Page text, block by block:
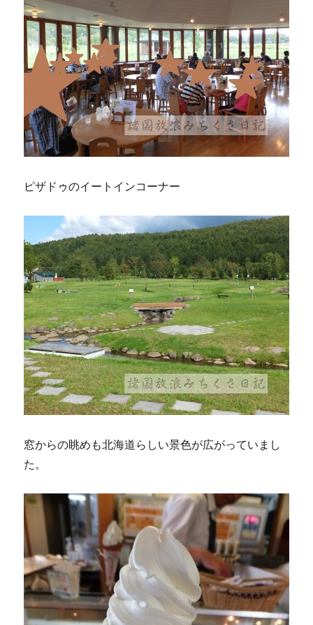
ピザドゥのイートインコーナー
窓からの眺めも北海道らしい景色が広がっていまし
た。